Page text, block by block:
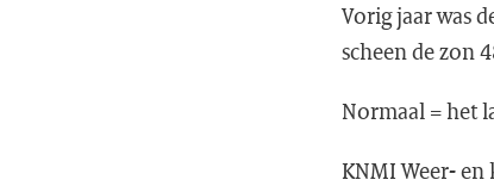
Vorig jaar was
scheen de zon
Normaal = het
KNMI Weer-